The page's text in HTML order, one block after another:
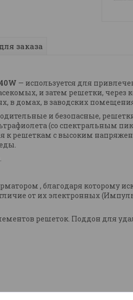
заказа
— используется для
и затем решетки,
домах, в заводских
и безопасные,
(со спектральным
к решеткам с высоким
, благодаря которому
от их электронных
решеток. Поддон для